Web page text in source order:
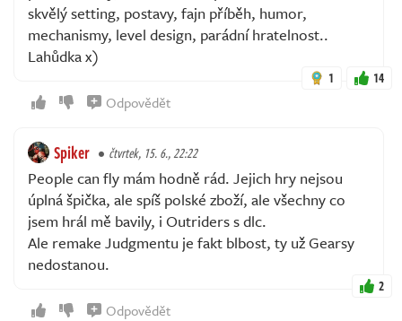
skvělý setting, postavy, fajn příběh, humor,
mechanismy, level design, parádní hratelnost..
Lahůdka x)
1 14
Odpovědět
Spiker čtvrtek, 15. 6., 22:22
People can fly mám hodně rád. Jejich hry nejsou
úplná špička, ale spíš polské zboží, ale všechny co
jsem hrál mě bavily, i Outriders s dlc.
Ale remake Judgmentu je fakt blbost, ty už Gearsy
nedostanou.
2
Odpovědět